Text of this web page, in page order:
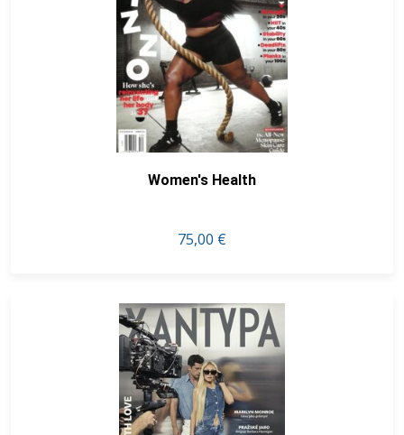
Women's Health
75,00 €